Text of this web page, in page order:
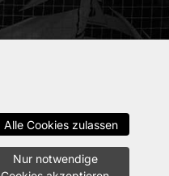
Alle Cookies zulassen
Nur notwendige